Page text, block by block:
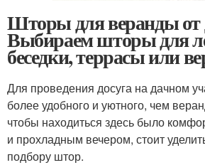
Шторы для веранды от
Выбираем шторы для
беседки, террасы или
Для проведения досуга на дачном
более удобного и уютного, чем
чтобы находиться здесь было
и прохладным вечером, стоит
подбору штор.